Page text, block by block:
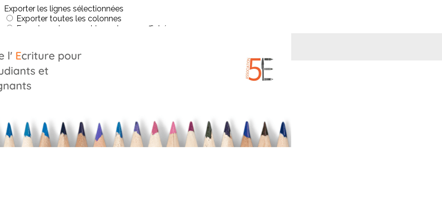
Exporter les lignes sélectionnées
Exporter toutes les colonnes
Exporter uniquement les colonnes affichées
Menu
?>